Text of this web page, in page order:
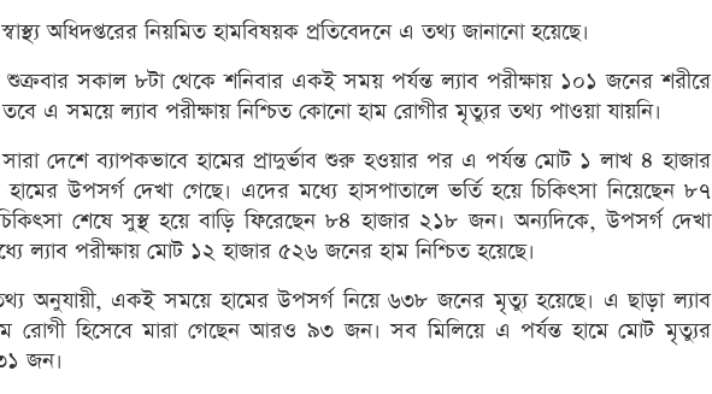
অধিদপ্তরের নিয়মিত হামবিষয়ক প্রতিবেদনে এ তথ্য জানানো হয়েছে।
শুক্রবার সকাল ৮টা থেকে শনিবার একই সময় পর্যন্ত ল্যাব পরীক্ষায় ১০১ জনের শরীরে
এ সময়ে ল্যাব পরীক্ষায় নিশ্চিত কোনো হাম রোগীর মৃত্যুর তথ্য পাওয়া যায়নি।
দেশে ব্যাপকভাবে হামের প্রাদুর্ভাব শুরু হওয়ার পর এ পর্যন্ত মোট ১ লাখ ৪ হাজার
উপসর্গ দেখা গেছে। এদের মধ্যে হাসপাতালে ভর্তি হয়ে চিকিৎসা নিয়েছেন ৮৭
শেষে সুস্থ হয়ে বাড়ি ফিরেছেন ৮৪ হাজার ২১৮ জন। অন্যদিকে, উপসর্গ দেখা
ল্যাব পরীক্ষায় মোট ১২ হাজার ৫২৬ জনের হাম নিশ্চিত হয়েছে।
তথ্য অনুযায়ী, একই সময়ে হামের উপসর্গ নিয়ে ৬৩৮ জনের মৃত্যু হয়েছে। এ ছাড়া ল্যাব
রোগী হিসেবে মারা গেছেন আরও ৯৩ জন। সব মিলিয়ে এ পর্যন্ত হামে মোট মৃত্যুর
জন।